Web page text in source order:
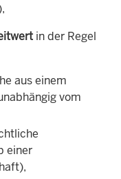
in der Regel
aus einem
vom
einer